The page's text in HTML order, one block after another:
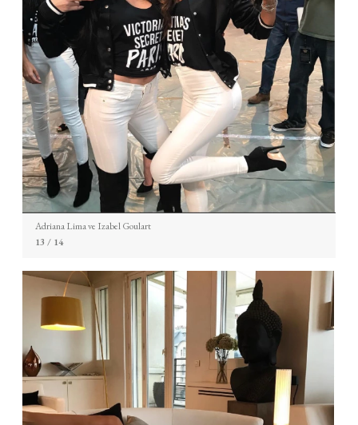
Adriana Lima ve Izabel Goulart
13 / 14